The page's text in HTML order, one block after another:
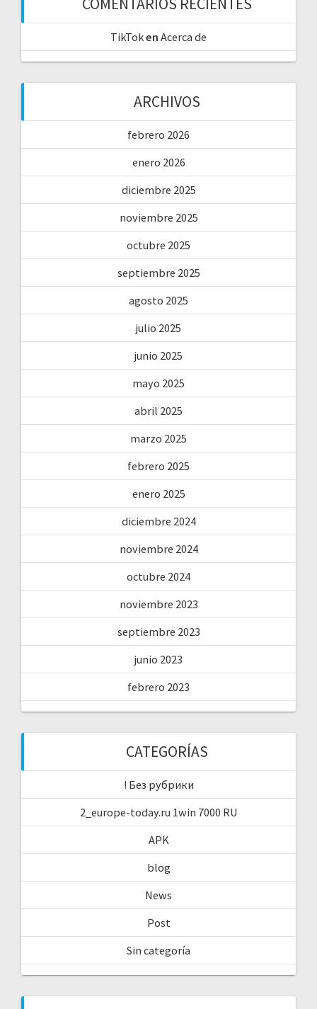
TikToken Acerca de
ARCHIVOS
febrero 2026
enero 2026
diciembre 2025
noviembre 2025
octubre 2025
septiembre 2025
agosto 2025
julio 2025
junio 2025
mayo 2025
abril 2025
marzo 2025
febrero 2025
enero 2025
diciembre 2024
noviembre 2024
octubre 2024
noviembre 2023
septiembre 2023
junio 2023
febrero 2023
CATEGORÍAS
! Без рубрики
2_europe-today.ru 1win 7000 RU
APK
blog
News
Post
Sin categoría